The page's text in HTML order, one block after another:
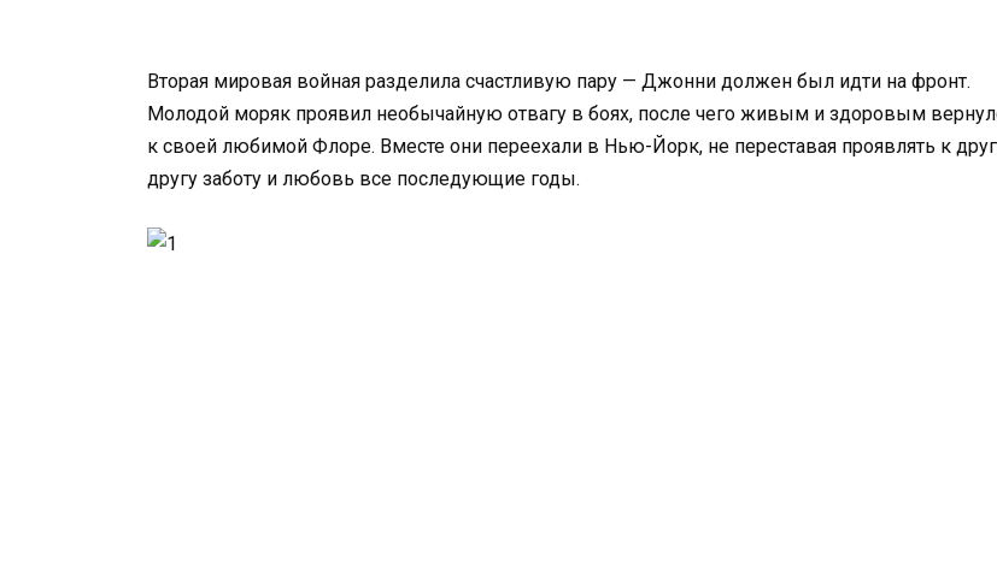
Вторая мировая войная разделила счастливую пару — Джонни должен был идти на фронт.
Молодой моряк проявил необычайную отвагу в боях, после чего живым и здоровым
к своей любимой Флоре. Вместе они переехали в Нью-Йорк, не переставая проявлять к
другу заботу и любовь все последующие годы.